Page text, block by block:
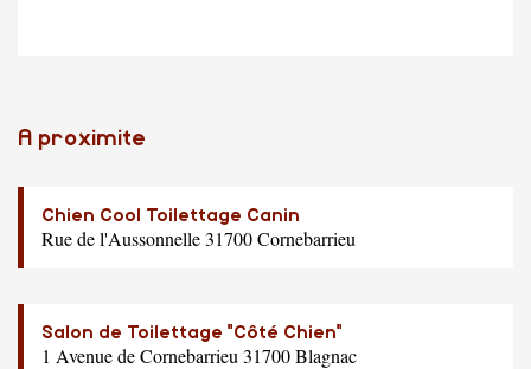
A proximite
Chien Cool Toilettage Canin
Rue de l'Aussonnelle 31700 Cornebarrieu
Salon de Toilettage "Côté Chien"
1 Avenue de Cornebarrieu 31700 Blagnac